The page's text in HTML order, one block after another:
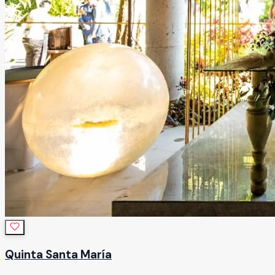
Quinta Santa María